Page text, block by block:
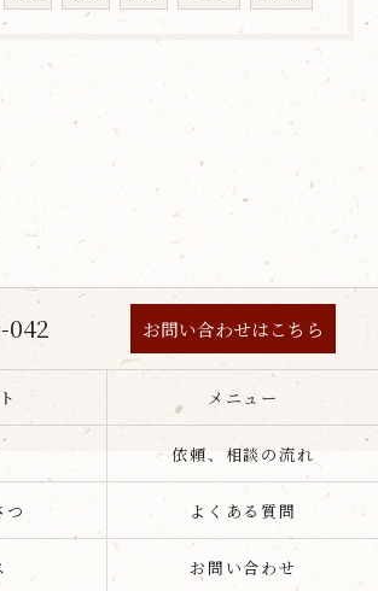
042 お問い合わせはこちら
メニュー
依頼、相談の流れ
つ よくある質問
お問い合わせ